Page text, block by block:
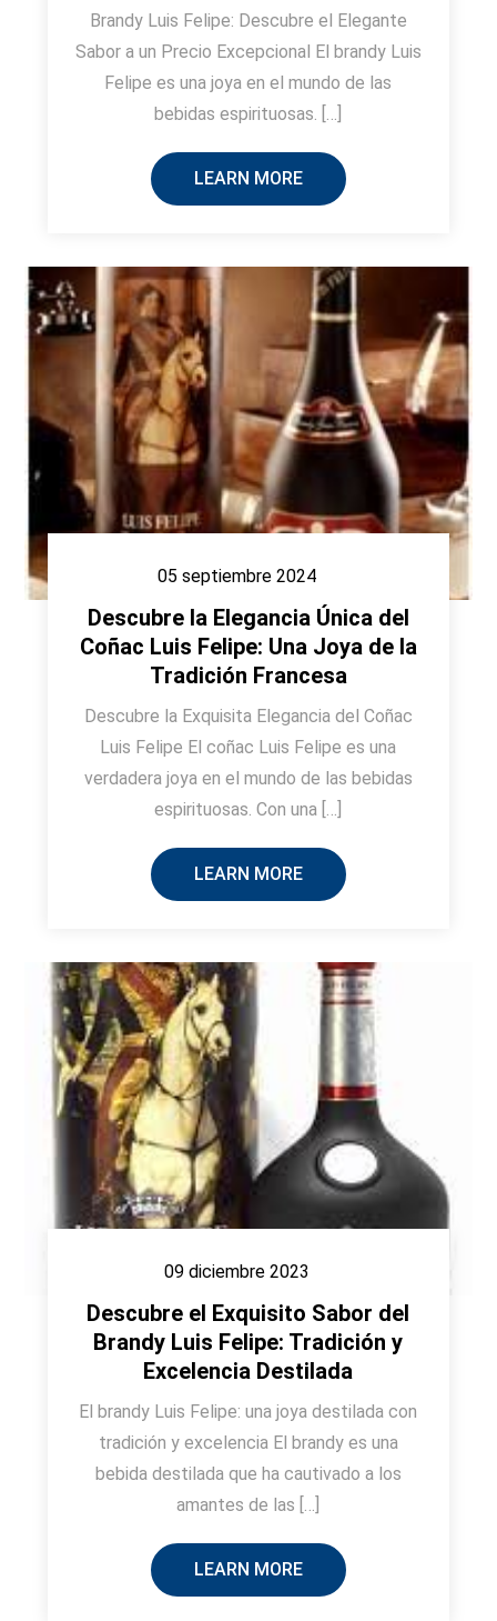
Brandy Luis Felipe: Descubre el Elegante
Sabor a un Precio Excepcional El brandy Luis
Felipe es una joya en el mundo de las
bebidas espirituosas. […]
LEARN MORE
05 septiembre 2024
Descubre la Elegancia Única del
Coñac Luis Felipe: Una Joya de la
Tradición Francesa
Descubre la Exquisita Elegancia del Coñac
Luis Felipe El coñac Luis Felipe es una
verdadera joya en el mundo de las bebidas
espirituosas. Con una […]
LEARN MORE
09 diciembre 2023
Descubre el Exquisito Sabor del
Brandy Luis Felipe: Tradición y
Excelencia Destilada
El brandy Luis Felipe: una joya destilada con
tradición y excelencia El brandy es una
bebida destilada que ha cautivado a los
amantes de las […]
LEARN MORE